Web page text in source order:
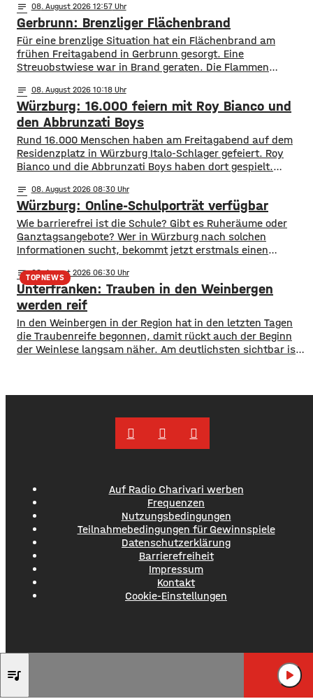
notes 08. August 2026 12:57
Gerbrunn: Brenzliger Flächenbrand
Für eine brenzlige Situation hat ein Flächenbrand am
frühen Freitagabend in Gerbrunn gesorgt. Eine
Streuobstwiese war in Brand geraten. Die Flammen
Fläche von mehreren hundert Quadratmetern aus. Auch
vier Bäume standen in Flammen. Zudem kamen die
Flammen auch einer Kleingartenanlage und fünf
Wohnhäusern immer näher. Den Feuerwehren
notes 08. August 2026 10:18
Würzburg: 16.000 feiern mit Roy Bianco und
den Abbrunzati Boys
Rund 16.000 Menschen haben am Freitagabend auf dem
Residenzplatz in Würzburg Italo-Schlager gefeiert. Roy
Bianco und die Abbrunzati Boys haben dort gespielt.
abseits des Konzertgeländes verfolgten viele Zaungäste bei
Picknick-Stimmung in den Straßen die Songs. Hier gibt es
Bilder vom Konzert Die Konzertreihe vor dem
notes 08. August 2026 08:30
Würzburg: Online-Schulporträt verfügbar
​​Wie barrierefrei ist die Schule? Gibt es Ruheräume oder
Ganztagsangebote? Wer in Würzburg nach solchen
Informationen sucht, bekommt jetzt erstmals einen
im Open-Data-Portal neue digitale
Schulporträts veröffentlicht. Dort werden alle 35 Schulen
in städtischer Trägerschaft mit einer Vielzahl von Daten
vorgestellt und miteinander vergleichbar gemacht. ​So
können beispielsweise Schülerzahlen, die Anzahl der
TOPNEWS
notes 08. August 2026 06:30
Unterfranken: Trauben in den Weinbergen
werden reif
In den Weinbergen in der Region hat in den letzten Tagen
die Traubenreife begonnen, damit rückt auch der Beginn
der Weinlese langsam näher. Am deutlichsten sichtbar ist
Auf Radio Charivari werben
Frequenzen
Nutzungsbedingungen
Teilnahmebedingungen für Gewinnspiele
Datenschutzerklärung
Barrierefreiheit
Impressum
Kontakt
Cookie-Einstellungen
BRUCE
HUNGRY
play_arrow
queue_music